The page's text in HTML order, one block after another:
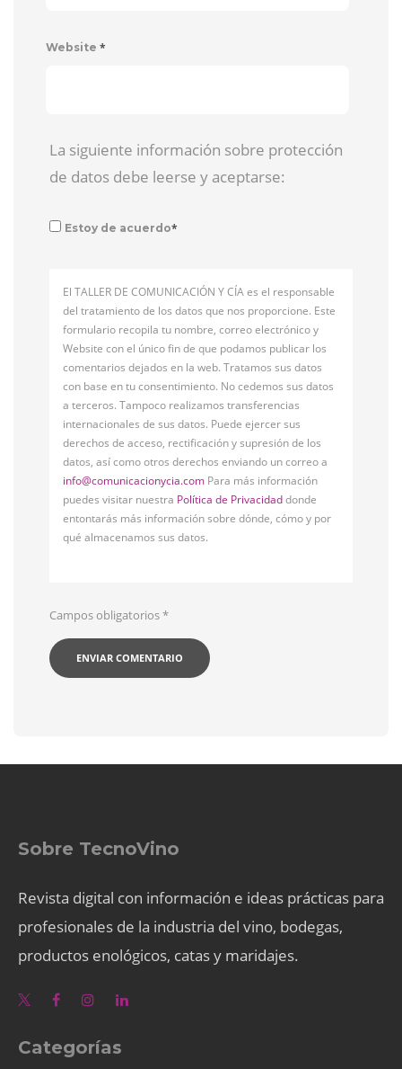
Website *
La siguiente información sobre protección
de datos debe leerse y aceptarse:
Estoy de acuerdo*
El TALLER DE COMUNICACIÓN Y CÍA es el responsable
del tratamiento de los datos que nos proporcione. Este
formulario recopila tu nombre, correo electrónico y
Website con el único fin de que podamos publicar los
comentarios dejados en la web. Tratamos sus datos
con base en tu consentimiento. No cedemos sus datos
a terceros. Tampoco realizamos transferencias
internacionales de sus datos. Puede ejercer sus
derechos de acceso, rectificación y supresión de los
datos, así como otros derechos enviando un correo a
info@comunicacionycia.com Para más información
puedes visitar nuestra Política de Privacidaddonde
entontarás más información sobre dónde, cómo y por
qué almacenamos sus datos.
Campos obligatorios*
Sobre TecnoVino
Revista digital con información e ideas prácticas para
profesionales de la industria del vino, bodegas,
productos enológicos, catas y maridajes.
Categorías